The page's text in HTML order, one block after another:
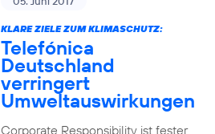
KLARE ZIELE ZUM KLIMASCHUTZ:
Telefónica
Deutschland
verringert
Umweltauswirkungen
Corporate Responsibility ist fester